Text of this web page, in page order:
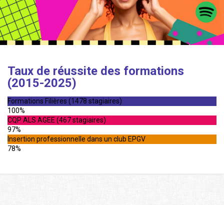
Taux de réussite des formations
(2015-2025)
Formations Filières (1478 stagiaires)
100%
CQP ALS AGEE (467 stagiaires)
97%
Insertion professionnelle dans un club EPGV
78%